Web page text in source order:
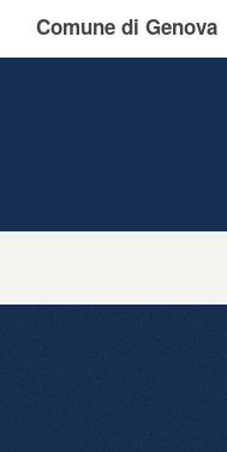
Comune di Genova